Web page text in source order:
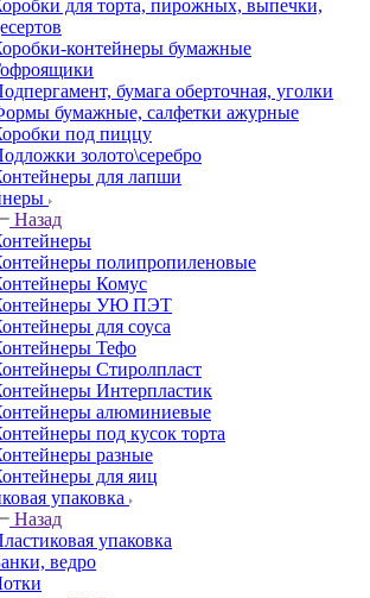
для торта, пирожных, выпечки,
контейнеры бумажные
бумага оберточная, уголки
бумажные, салфетки ажурные
под пиццу
золото\серебро
для лапши
Назад
полипропиленовые
Комус
УЮ ПЭТ
для соуса
Тефо
Стиролпласт
Интерпластик
алюминиевые
под кусок торта
разные
для яиц
упаковка
Назад
упаковка
ведро